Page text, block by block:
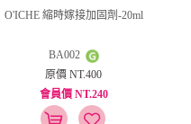
O'ICHE 縮時嫁接加固劑-20ml
BA002
原價 NT.400
會員價 NT.240